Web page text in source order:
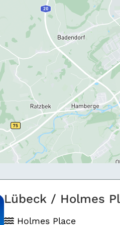
Lübeck / Hol­mes
Hol­mes Place